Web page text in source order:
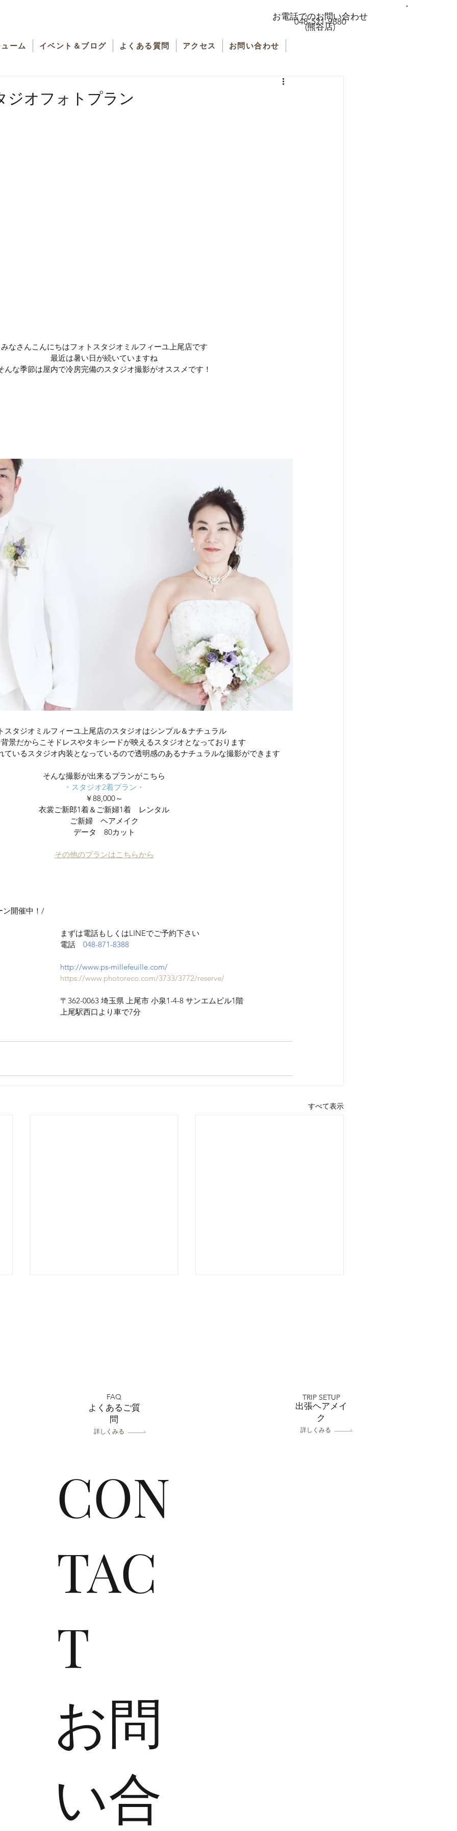
ーム イベント＆ブログ よくある質問 アクセス お問い合わせ
お電話でのお問い合わせ
048-521-9880
(熊谷店)
オフォトプラン
みなさんこんにちはフォトスタジオミルフィーユ上尾店です
最近は暑い日が続いていますね
んな季節は屋内で冷房完備のスタジオ撮影がオススメです！
スタジオミルフィーユ上尾店のスタジオはシンプル＆ナチュラル
景だからこそドレスやタキシードが映えるスタジオとなっております
ているスタジオ内装となっているので透明感のあるナチュラルな撮影ができます
そんな撮影が出来るプランがこちら
・スタジオ2着プラン・
￥88,000～
衣裳ご新郎1着＆ご新婦1着　レンタル
ご新婦　ヘアメイク
データ　80カット
その他のプランはこちらから
ン開催中！/
まずは電話もしくはLINEでご予約下さい
電話 048-871-8388
http://www.ps-millefeuille.com/
https://www.photoreco.com/3733/3772/reserve/
〒362-0063 埼玉県 上尾市 小泉1-4-8 サンエムビル1階
上尾駅西口より車で7分
すべて表示
CON
TAC
T
​お問
い合
FAQ
よくあるご質
問
詳しくみる
TRIP SETUP
出張ヘアメイ
ク
詳しくみる